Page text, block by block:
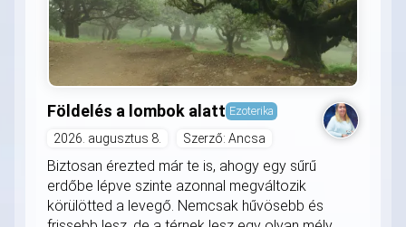
Földelés a lombok alatt Ezoterika
2026. augusztus 8. Szerző: Ancsa
Biztosan érezted már te is, ahogy egy sűrű
erdőbe lépve szinte azonnal megváltozik
körülötted a levegő. Nemcsak hűvösebb és